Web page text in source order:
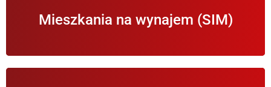
Mieszkania na wynajem (SIM)
wynajmu